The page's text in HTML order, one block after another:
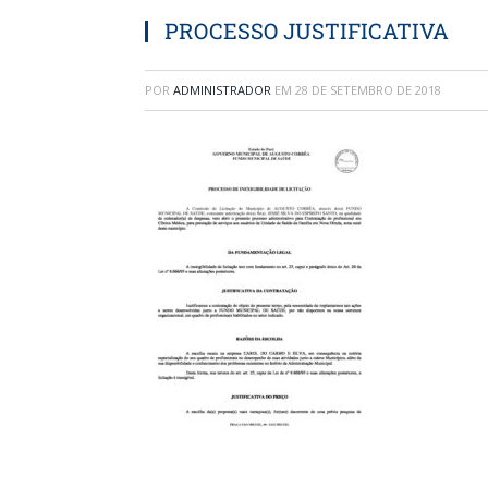
PROCESSO JUSTIFICATIVA
POR ADMINISTRADOR EM 28 DE SETEMBRO DE 2018